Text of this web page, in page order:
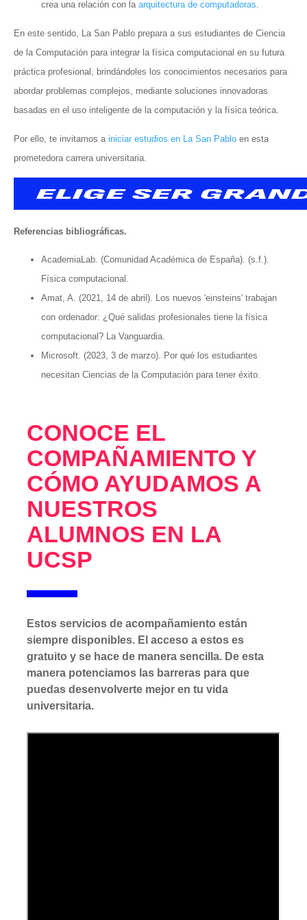
crea una relación con la arquitectura de computadoras.
En este sentido, La San Pablo prepara a sus estudiantes de Ciencia
de la Computación para integrar la física computacional en su futura
práctica profesional, brindándoles los conocimientos necesarios para
abordar problemas complejos, mediante soluciones innovadoras
basadas en el uso inteligente de la computación y la física teórica.
Por ello, te invitamos a iniciar estudios en La San Pablo en esta
prometedora carrera universitaria.
Referencias bibliográficas.
AcademiaLab. (Comunidad Académica de España). (s.f.).
Física computacional.
Amat, A. (2021, 14 de abril). Los nuevos 'einsteins' trabajan
con ordenador: ¿Qué salidas profesionales tiene la física
computacional? La Vanguardia.
Microsoft. (2023, 3 de marzo). Por qué los estudiantes
necesitan Ciencias de la Computación para tener éxito.
CONOCE EL
COMPAÑAMIENTO Y
CÓMO AYUDAMOS A
NUESTROS
ALUMNOS EN LA
UCSP
Estos servicios de acompañamiento están
siempre disponibles. El acceso a estos es
gratuito y se hace de manera sencilla. De esta
manera potenciamos las barreras para que
puedas desenvolverte mejor en tu vida
universitaria.